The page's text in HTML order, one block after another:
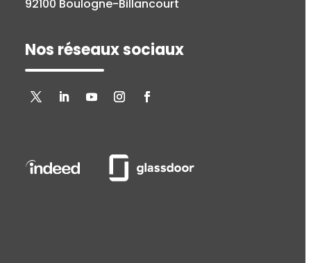
92100 Boulogne-Billancourt
Nos réseaux sociaux